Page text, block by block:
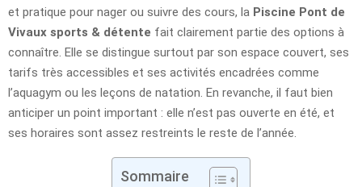
et pratique pour nager ou suivre des cours, la Piscine Pont de
Vivaux sports & détente fait clairement partie des options à
connaître. Elle se distingue surtout par son espace couvert, ses
tarifs très accessibles et ses activités encadrées comme
l’aquagym ou les leçons de natation. En revanche, il faut bien
anticiper un point important : elle n’est pas ouverte en été, et
ses horaires sont assez restreints le reste de l’année.
Sommaire